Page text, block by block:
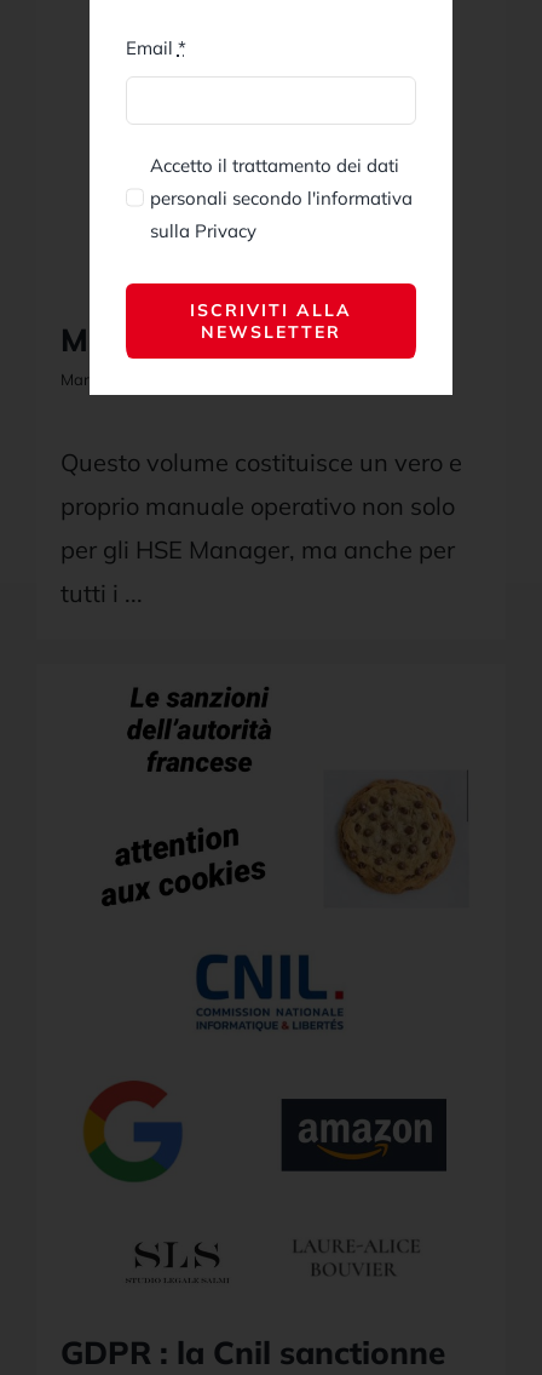
Manuale HSE Manager
Marzo 4, 2021
Questo volume costituisce un vero e
proprio manuale operativo non solo
per gli HSE Manager, ma anche per
tutti i ...
GDPR : la Cnil sanctionne
Email *
Accetto il trattamento dei dati
personali secondo l'informativa
sulla Privacy
ISCRIVITI ALLA
NEWSLETTER